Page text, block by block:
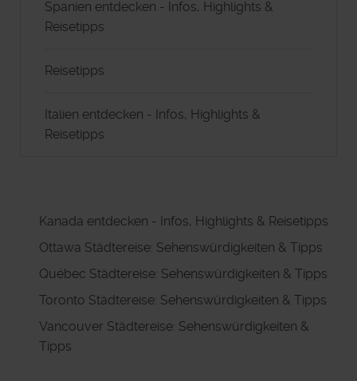
Spanien entdecken - Infos, Highlights &
Reisetipps
Reisetipps
Italien entdecken - Infos, Highlights &
Reisetipps
Kanada entdecken - Infos, Highlights & Reisetipps
Ottawa Städtereise: Sehenswürdigkeiten & Tipps
Québec Städtereise: Sehenswürdigkeiten & Tipps
Toronto Städtereise: Sehenswürdigkeiten & Tipps
Vancouver Städtereise: Sehenswürdigkeiten &
Tipps